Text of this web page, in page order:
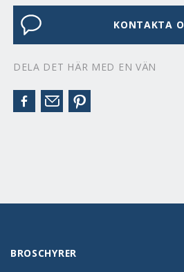
KONTAKTA
DELA DET HÄR MED EN VÄN
BROSCHYRER